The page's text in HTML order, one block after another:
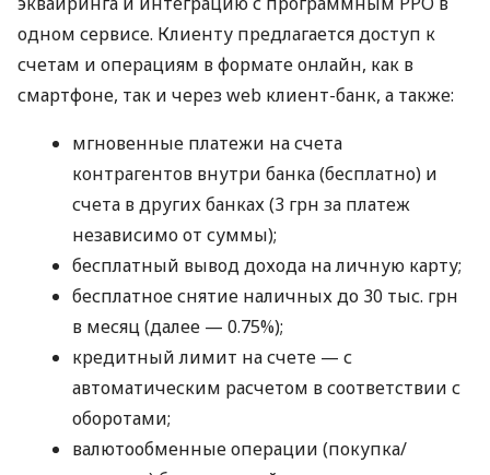
одном сервисе. Клиенту предлагается доступ к
счетам и операциям в формате онлайн, как в
смартфоне, так и через web клиент-банк, а также:
мгновенные платежи на счета
контрагентов внутри банка (бесплатно) и
счета в других банках (3 грн за платеж
независимо от суммы);
бесплатный вывод дохода на личную карту;
бесплатное снятие наличных до 30 тыс. грн
в месяц (далее — 0.75%);
кредитный лимит на счете — с
автоматическим расчетом в соответствии с
оборотами;
валютообменные операции (покупка/